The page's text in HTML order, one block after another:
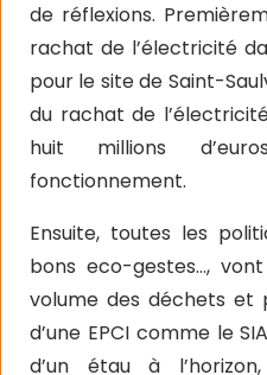
de réflexions.
rachat de l’électricité
pour le site de Saint-
du rachat de
huit millions
fonctionnement.
Ensuite, toutes les
bons eco-gestes…,
volume des déchets et
d’une EPCI comme le
d’un étau à